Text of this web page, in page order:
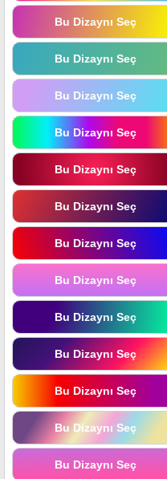
Bu Dizaynı Seç
Bu Dizaynı Seç
Bu Dizaynı Seç
Bu Dizaynı Seç
Bu Dizaynı Seç
Bu Dizaynı Seç
Bu Dizaynı Seç
Bu Dizaynı Seç
Bu Dizaynı Seç
Bu Dizaynı Seç
Bu Dizaynı Seç
Bu Dizaynı Seç
Bu Dizaynı Seç